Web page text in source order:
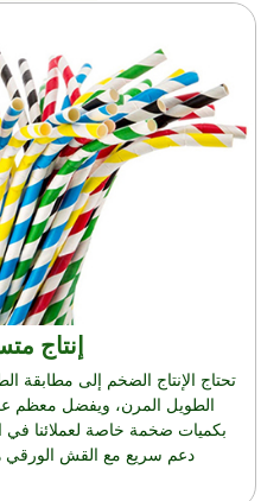
إنتاج
تحتاج الإنتاج الضخم إلى
الطويل المرن، ويفضل معظم
بكميات ضخمة خاصة لعملائنا في
دعم سريع مع القش الورقي